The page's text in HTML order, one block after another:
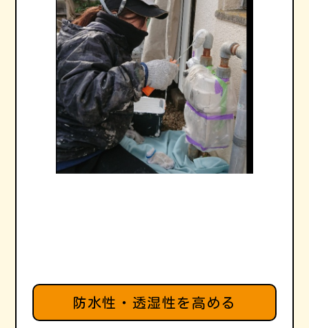
防水性・透湿性を高める